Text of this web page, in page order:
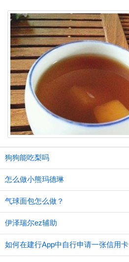
狗狗能吃梨吗
怎么做小熊玛德琳
气球面包怎么做？
伊泽瑞尔ez辅助
如何在建行App中自行申请一张信用卡